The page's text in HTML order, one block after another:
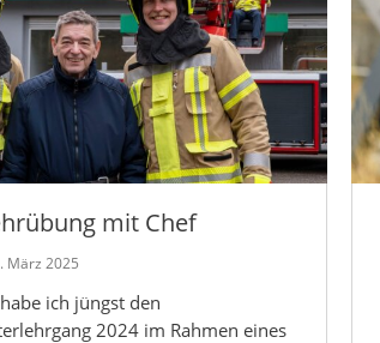
mit Chef
März 2025
ich jüngst den
2024 im Rahmen eines